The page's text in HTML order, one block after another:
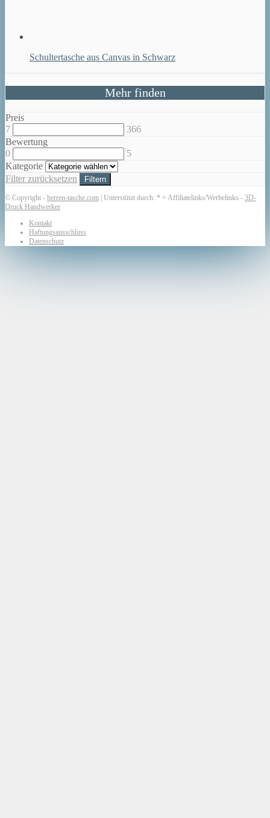
Schultertasche aus Canvas in Schwarz
Mehr finden
Preis
7
366
Bewertung
0
5
Kategorie
Filter zurücksetzen
Filtern
© Copyright - herren-tasche.com | Unterstützt durch: * = Affiliatelinks/Werbelinks - 3D-
Druck Handwerker
Kontakt
Haftungsausschluss
Datenschutz